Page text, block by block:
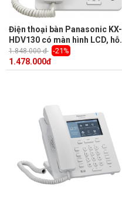
Điện thoại bàn Panasonic KX-
HDV130 có màn hình LCD, hỗ
trợ PoE, Loa ngoài, 2 phím lập
trình
1.848.000 đ -21%
1.478.000đ